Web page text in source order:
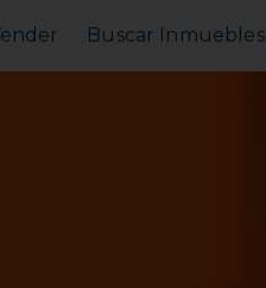
Buscar Inmuebles